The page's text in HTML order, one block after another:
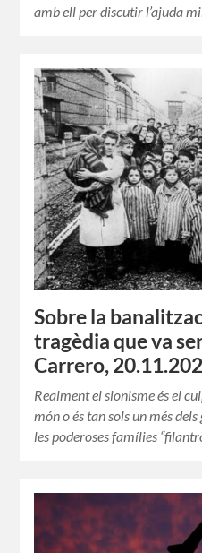
amb ell per discutir l’ajuda
Sobre la
tragèdia que va
Carrero,
Realment el sionisme és el
món o és tan sols un més
les poderoses famílies